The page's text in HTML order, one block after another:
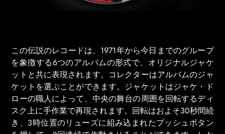
この伝説のレコードは、1971年から今日までのグループ
を象徴する6つのアルバムの形式で、オリジナルジャケ
ットと共に表現されます。コレクターはアルバムのジャ
ケットを選ぶことができます。ジャケットはジャケ・ド
ローの職人によって、中央の舞台の周囲を回転するディ
スク上に手作業で再現されます。回転はおよそ30秒間続
き、3時位置のリューズに組み込まれたプッシュボタン